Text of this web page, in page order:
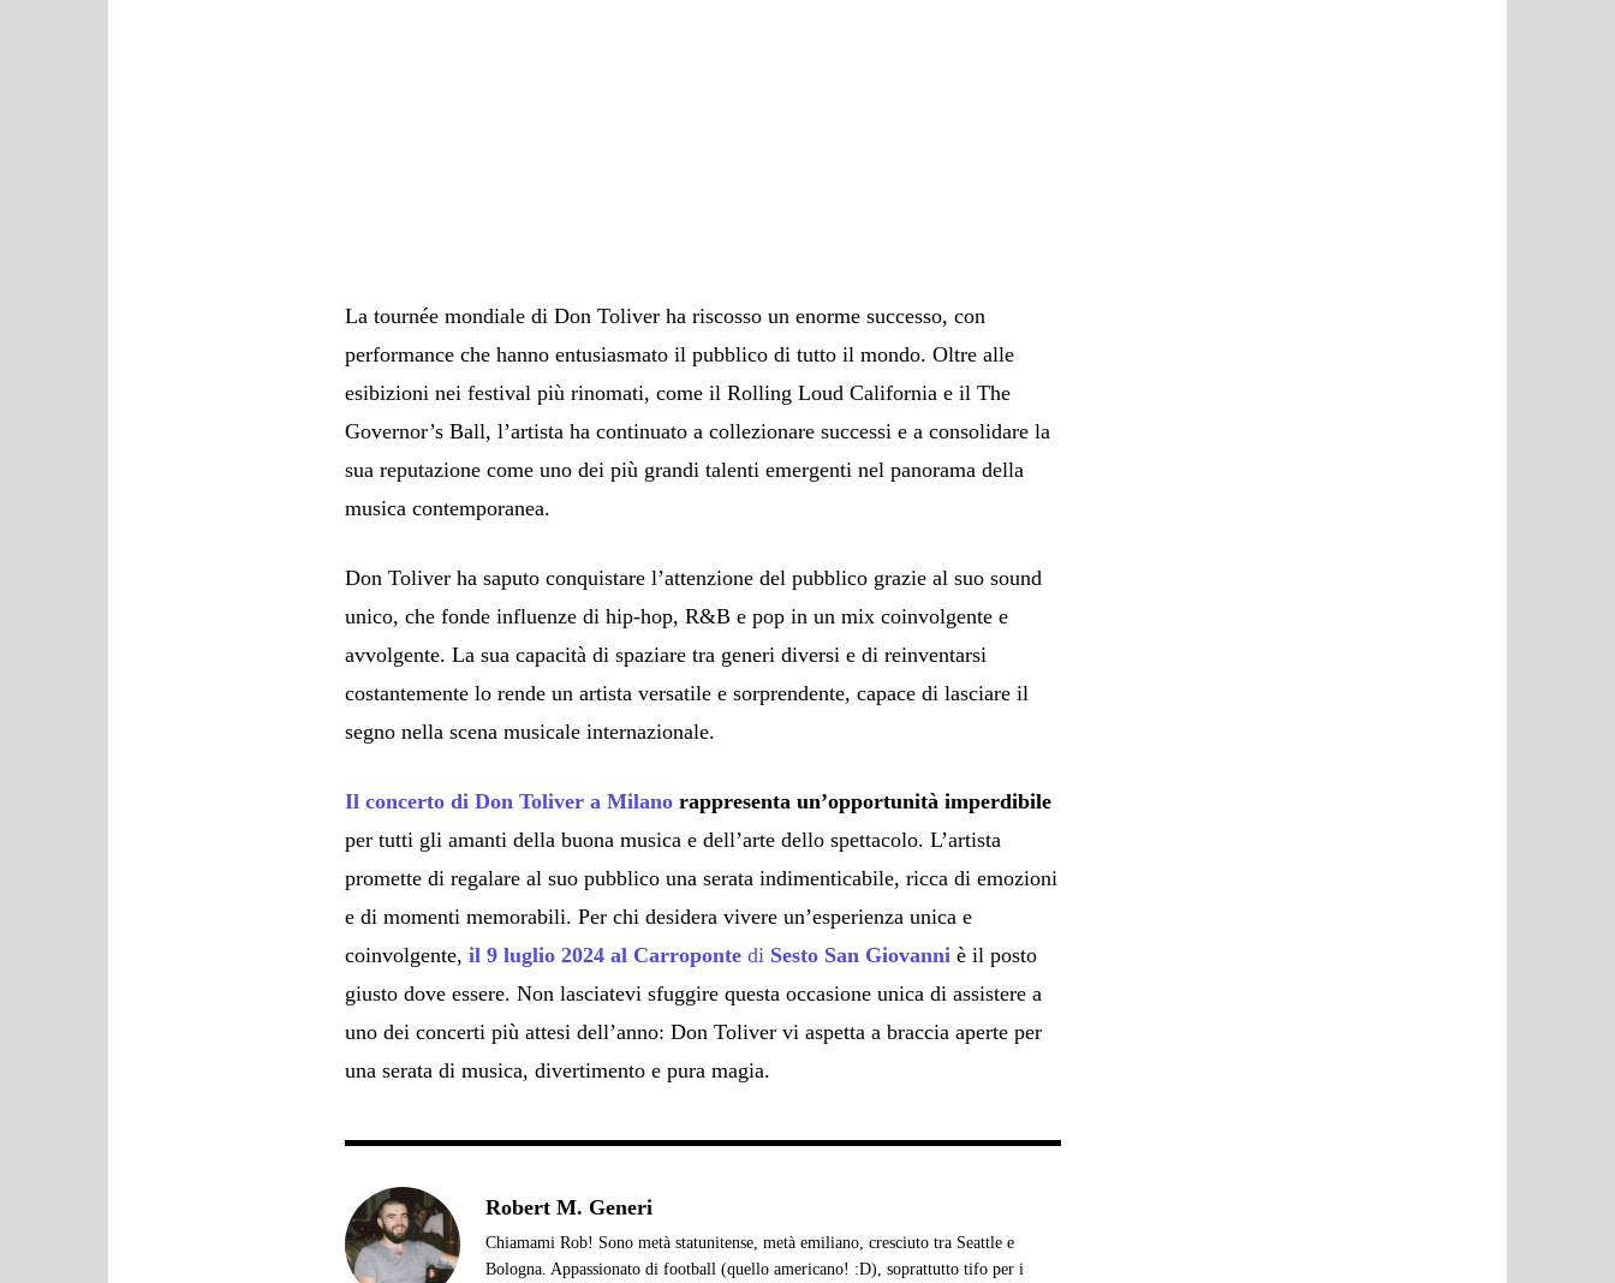
La tournée mondiale di Don Toliver ha riscosso un enorme successo, con
performance che hanno entusiasmato il pubblico di tutto il mondo. Oltre alle
esibizioni nei festival più rinomati, come il Rolling Loud California e il The
Governor’s Ball, l’artista ha continuato a collezionare successi e a consolidare la
sua reputazione come uno dei più grandi talenti emergenti nel panorama della
musica contemporanea.
Don Toliver ha saputo conquistare l’attenzione del pubblico grazie al suo sound
unico, che fonde influenze di hip-hop, R&B e pop in un mix coinvolgente e
avvolgente. La sua capacità di spaziare tra generi diversi e di reinventarsi
costantemente lo rende un artista versatile e sorprendente, capace di lasciare il
segno nella scena musicale internazionale.
Il concerto di Don Toliver a Milano rappresenta un’opportunità imperdibile
per tutti gli amanti della buona musica e dell’arte dello spettacolo. L’artista
promette di regalare al suo pubblico una serata indimenticabile, ricca di emozioni
e di momenti memorabili. Per chi desidera vivere un’esperienza unica e
coinvolgente, il 9 luglio 2024 al Carroponte di Sesto San Giovanni è il posto
giusto dove essere. Non lasciatevi sfuggire questa occasione unica di assistere a
uno dei concerti più attesi dell’anno: Don Toliver vi aspetta a braccia aperte per
una serata di musica, divertimento e pura magia.
Robert M. Generi
Chiamami Rob! Sono metà statunitense, metà emiliano, cresciuto tra Seattle e
Bologna. Appassionato di football (quello americano! :D), soprattutto tifo per i